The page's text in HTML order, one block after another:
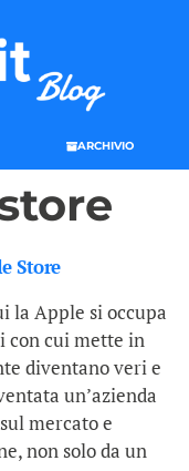
ARCHIVIO
Store
la Apple si occupa
con cui mette in
diventano veri e
un’azienda
mercato e
non solo da un